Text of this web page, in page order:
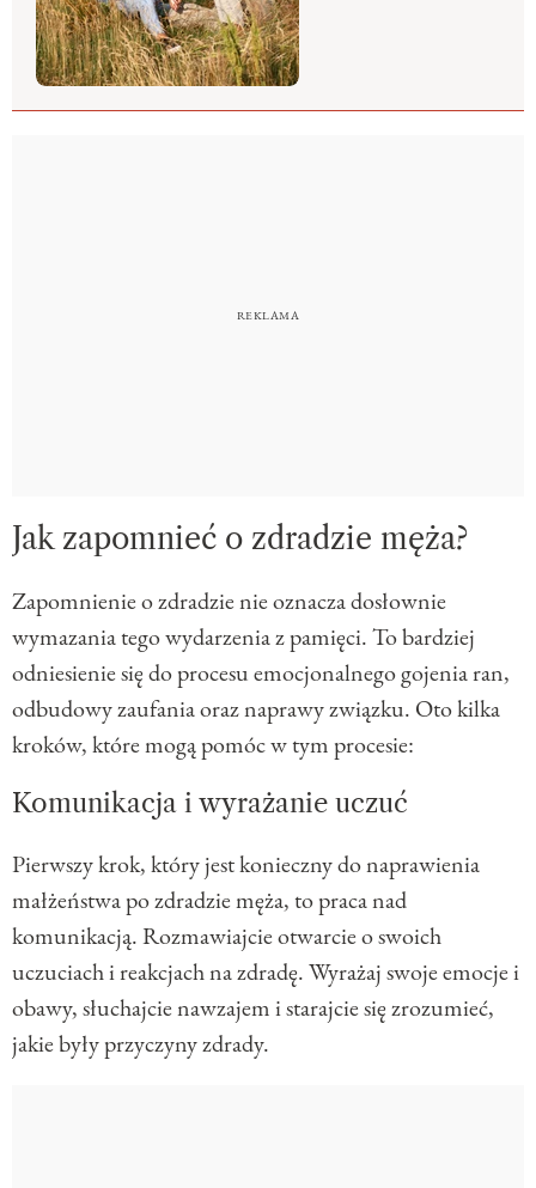
Jak zapomnieć o zdradzie męża?
Zapomnienie o zdradzie nie oznacza dosłownie
wymazania tego wydarzenia z pamięci. To bardziej
odniesienie się do procesu emocjonalnego gojenia ran,
odbudowy zaufania oraz naprawy związku. Oto kilka
kroków, które mogą pomóc w tym procesie:
Komunikacja i wyrażanie uczuć
Pierwszy krok, który jest konieczny do naprawienia
małżeństwa po zdradzie męża, to praca nad
komunikacją. Rozmawiajcie otwarcie o swoich
uczuciach i reakcjach na zdradę. Wyrażaj swoje emocje i
obawy, słuchajcie nawzajem i starajcie się zrozumieć,
jakie były przyczyny zdrady.